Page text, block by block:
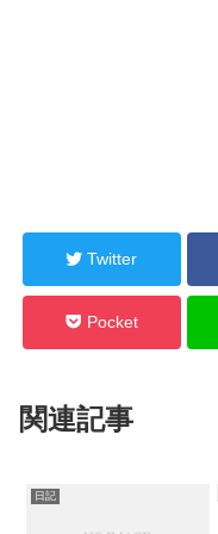
Twitter
Pocket
関連記事
日記